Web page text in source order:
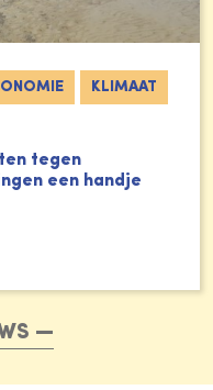
KLIMAAT
tegen
een handje